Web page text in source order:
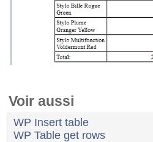
Voir aussi
WP Insert table
WP Table get rows